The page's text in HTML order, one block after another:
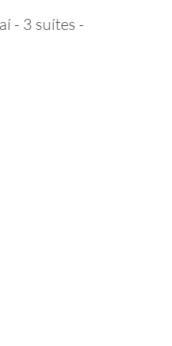
- 3 suítes -